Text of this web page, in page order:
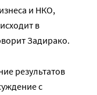
и НКО,
в
Задирако.
результатов
с